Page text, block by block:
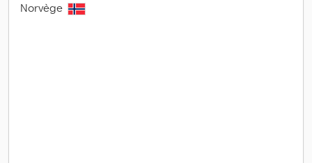
Norvège